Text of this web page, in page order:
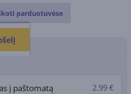
parduotuvėse
į paštomatą 2.99 €